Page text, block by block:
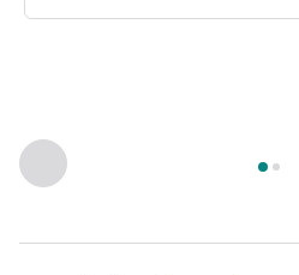
Anterior - Acceso y transporte
Página , Acceso y